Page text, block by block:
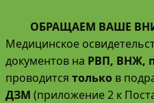
ОБРАЩАЕМ ВАШЕ
Медицинское
документов на РВП, ВНЖ,
проводится только в
ДЗМ (приложение 2 к